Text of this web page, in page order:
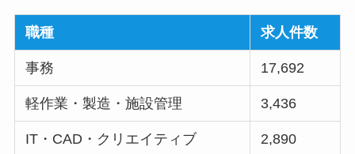
職種 求人件数
事務 17,692
軽作業・製造・施設管理 3,436
IT・CAD・クリエイティブ 2,890